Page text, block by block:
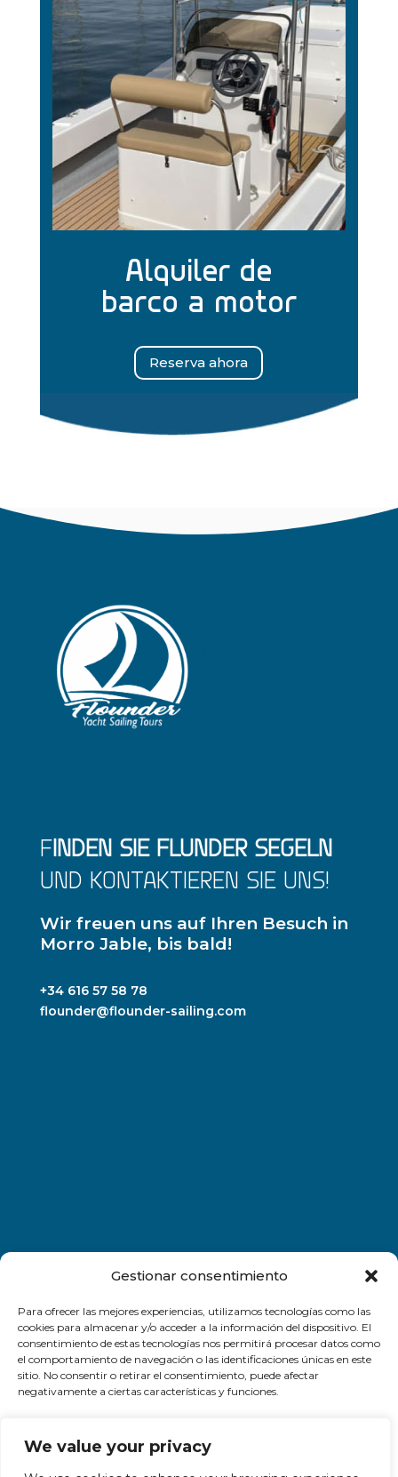
We value your privacy
Gestionar consentimiento
Para ofrecer las mejores experiencias, utilizamos tecnologías como las
cookies para almacenar y/o acceder a la información del dispositivo. El
consentimiento de estas tecnologías nos permitirá procesar datos como
el comportamiento de navegación o las identificaciones únicas en este
sitio. No consentir o retirar el consentimiento, puede afectar
negativamente a ciertas características y funciones.
Aceptar
Alquiler de
barco a motor
Reserva ahora
F INDEN SIE FLUNDER SEGELN
UND KONTAKTIEREN SIE UNS!
Wir freuen uns auf Ihren Besuch in
Morro Jable, bis bald!
+34 616 57 58 78
flounder@flounder-sailing.com